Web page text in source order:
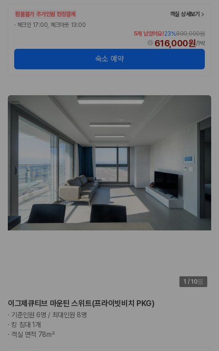
환불불가 추가인원 현장결제
객실 상세보기
· 체크인 17:00, 체크아웃 13:00
5개 남았어요!23%800,000원
616,000원/1박
숙소 예약
1 / 10
이그제큐티브 마운틴 스위트(프라이빗비치 PKG)
· 기준인원 6명 / 최대인원 8명
·킹 침대 1개
·객실 면적 78m²